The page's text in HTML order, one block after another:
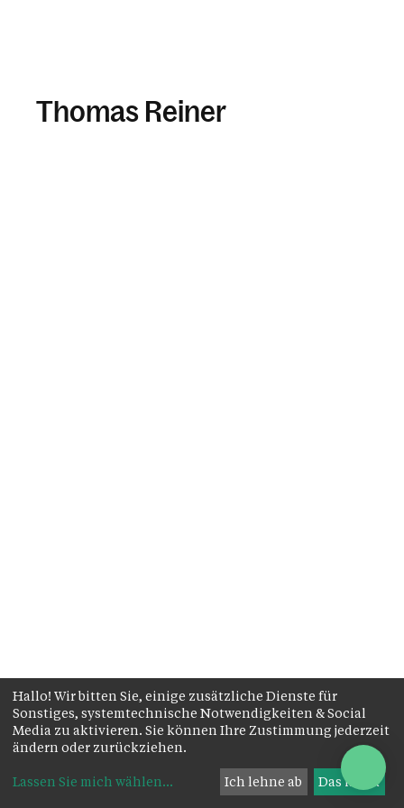
Thomas Reiner
Hallo! Wir bitten Sie, einige zusätzliche Dienste für
Sonstiges, systemtechnische Notwendigkeiten & Social
Media zu aktivieren. Sie können Ihre Zustimmung jederzeit
ändern oder zurückziehen.
Lassen Sie mich wählen... Ich lehne ab Das ist ok